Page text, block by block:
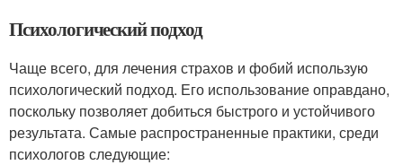
Психологический подход
Чаще всего, для лечения страхов и фобий использую
психологический подход. Его использование оправдано,
поскольку позволяет добиться быстрого и устойчивого
результата. Самые распространенные практики, среди
психологов следующие: